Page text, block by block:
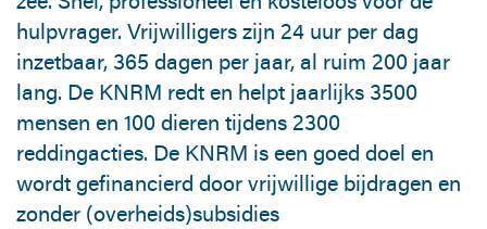
hulpvrager. Vrijwilligers zijn 24 uur per dag
inzetbaar, 365 dagen per jaar, al ruim 200 jaar
lang. De KNRM redt en helpt jaarlijks 3500
mensen en 100 dieren tijdens 2300
reddingacties. De KNRM is een goed doel en
wordt gefinancierd door vrijwillige bijdragen en
zonder (overheids)subsidies